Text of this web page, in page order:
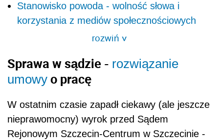
Stanowisko powoda - wolność słowa i
korzystania z mediów społecznościowych
rozwiń>
Sprawa w sądzie - rozwiązanie
umowy o pracę
W ostatnim czasie zapadł ciekawy (ale jeszcze
nieprawomocny) wyrok przed Sądem
Rejonowym Szczecin-Centrum w Szczecinie -